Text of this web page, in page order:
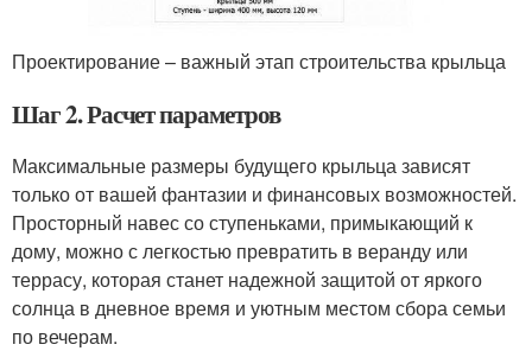
Проектирование – важный этап строительства крыльца
Шаг 2. Расчет параметров
Максимальные размеры будущего крыльца зависят
только от вашей фантазии и финансовых возможностей.
Просторный навес со ступеньками, примыкающий к
дому, можно с легкостью превратить в веранду или
террасу, которая станет надежной защитой от яркого
солнца в дневное время и уютным местом сбора семьи
по вечерам.